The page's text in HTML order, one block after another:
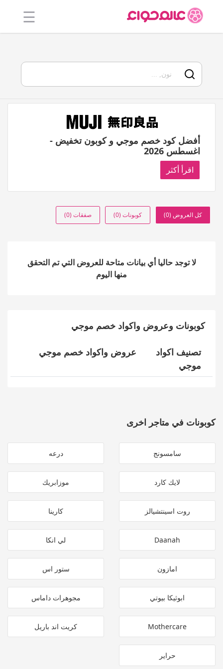
أفضل 20
جميع
المدونة
☰
أفضل كود خصم موجي و كوبون تخفيض -
اغسطس 2026
اقرأ أكثر
كل العروض (0) كوبونات (0) صفقات (0)
لا توجد حاليا أي بيانات متاحة للعروض التي تم التحقق
منها اليوم
كوبونات وعروض واكواد خصم موجي
تصنيف اكواد
موجي
عروض واكواد خصم موجي
كوبونات في متاجر اخرى
سامسونج درعه
لايك كارد موزابريك
روت اسينتشيالز كارينا
Daanah لي انكا
امازون ستور اس
ابوثيكا بيوتي مجوهرات داماس
Mothercare كريت اند باريل
حراير